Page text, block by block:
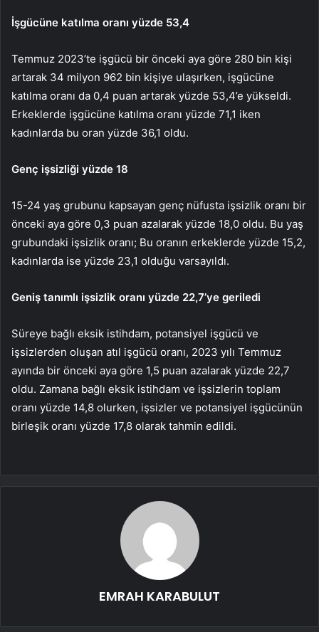
İşgücüne katılma oranı yüzde 53,4
Temmuz 2023’te işgücü bir önceki aya göre 280 bin kişi
artarak 34 milyon 962 bin kişiye ulaşırken, işgücüne
katılma oranı da 0,4 puan artarak yüzde 53,4’e yükseldi.
Erkeklerde işgücüne katılma oranı yüzde 71,1 iken
kadınlarda bu oran yüzde 36,1 oldu.
Genç işsizliği yüzde 18
15-24 yaş grubunu kapsayan genç nüfusta işsizlik oranı bir
önceki aya göre 0,3 puan azalarak yüzde 18,0 oldu. Bu yaş
grubundaki işsizlik oranı; Bu oranın erkeklerde yüzde 15,2,
kadınlarda ise yüzde 23,1 olduğu varsayıldı.
Geniş tanımlı işsizlik oranı yüzde 22,7’ye geriledi
Süreye bağlı eksik istihdam, potansiyel işgücü ve
işsizlerden oluşan atıl işgücü oranı, 2023 yılı Temmuz
ayında bir önceki aya göre 1,5 puan azalarak yüzde 22,7
oldu. Zamana bağlı eksik istihdam ve işsizlerin toplam
oranı yüzde 14,8 olurken, işsizler ve potansiyel işgücünün
birleşik oranı yüzde 17,8 olarak tahmin edildi.
EMRAH KARABULUT